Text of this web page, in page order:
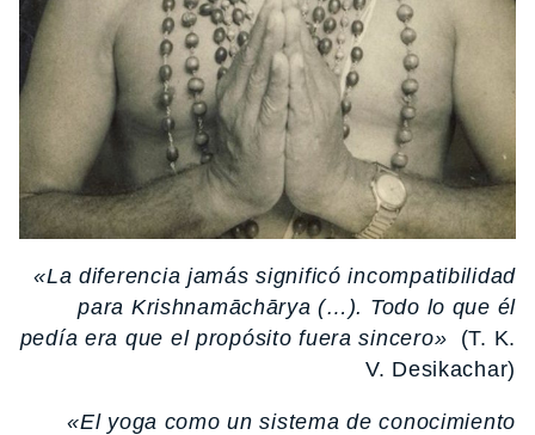
«La diferencia jamás significó incompatibilidad
para Krishnamāchārya (…). Todo lo que él
pedía era que el propósito fuera sincero» (T. K.
V. Desikachar)
«El yoga como un sistema de conocimiento